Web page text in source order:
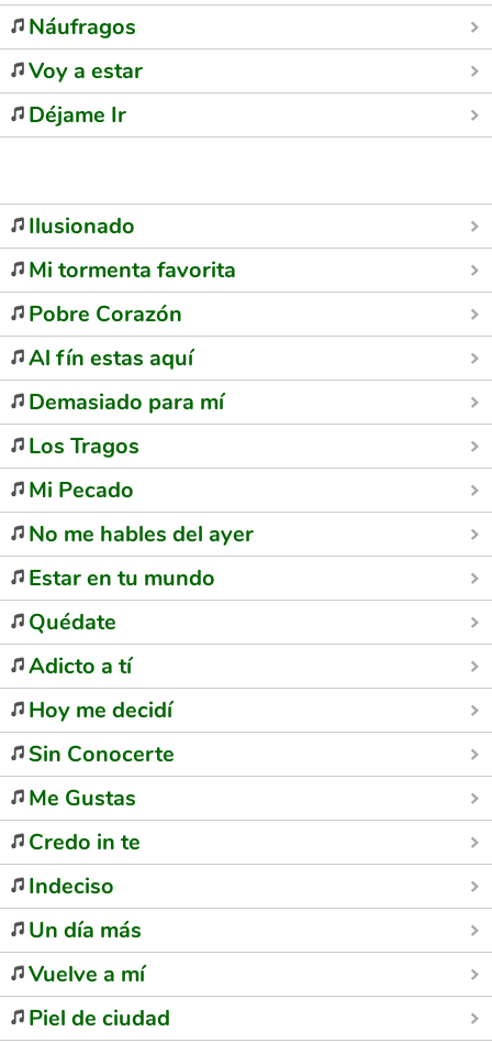
Náufragos
Voy a estar
Déjame Ir
Ilusionado
Mi tormenta favorita
Pobre Corazón
Al fín estas aquí
Demasiado para mí
Los Tragos
Mi Pecado
No me hables del ayer
Estar en tu mundo
Quédate
Adicto a tí
Hoy me decidí
Sin Conocerte
Me Gustas
Credo in te
Indeciso
Un día más
Vuelve a mí
Piel de ciudad